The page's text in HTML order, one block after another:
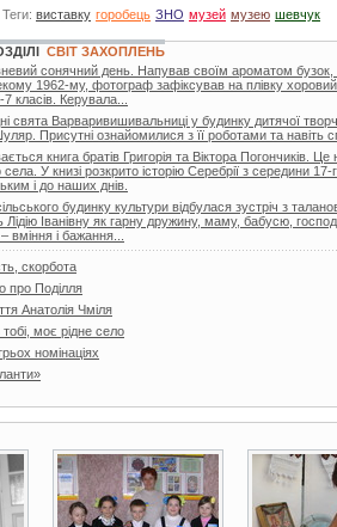
Теги: виставку горобець ЗНО музей музею шевчук
СВІТ ЗАХОПЛЕНЬ
сонячний день. Напував своїм ароматом
1962-му, фотограф зафіксував на плівку
класів. Керувала...
свята Варваривишивальниці у будинку дитячої
Присутні ознайомилися з її роботами та
книга братів Григорія та Віктора Погончиків.
села. У книзі розкрито історію Серебрії з середини
і до наших днів.
будинку культури відбулася зустріч з
Лідію Іванівну як гарну дружину, маму, бабусю,
вміння і бажання...
скорбота
про Поділля
Анатолія Чміля
моє рідне село
номінаціях
4 фото 8 фото